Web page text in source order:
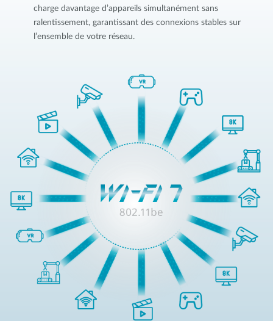
charge davantage d’appareils simultanément sans
ralentissement, garantissant des connexions stables sur
l’ensemble de votre réseau.